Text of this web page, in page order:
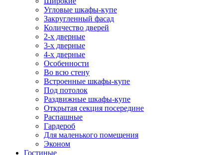
Угловые шкафы-купе
Закругленный фасад
Количество дверей
2-х дверные
3-х дверные
4-х дверные
Особенности
Во всю стену
Встроенные шкафы-купе
Под потолок
Раздвижные шкафы-купе
Открытая секция посередине
Распашные
Гардероб
Для маленького помещения
Эконом
Гостиные